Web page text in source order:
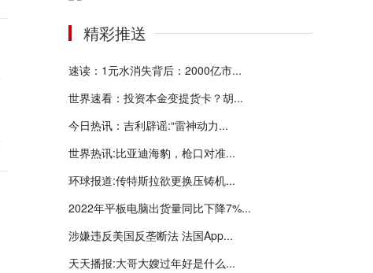
精彩推送
速读：1元水消失背后：2000亿市...
世界速看：投资本金变提货卡？胡...
今日热讯：吉利辟谣:“雷神动力...
世界热讯:比亚迪海豹，枪口对准...
环球报道:传特斯拉欲更换压铸机...
2022年平板电脑出货量同比下降7%...
涉嫌违反美国反垄断法 法国App...
天天播报:大哥大嫂过年好是什么...